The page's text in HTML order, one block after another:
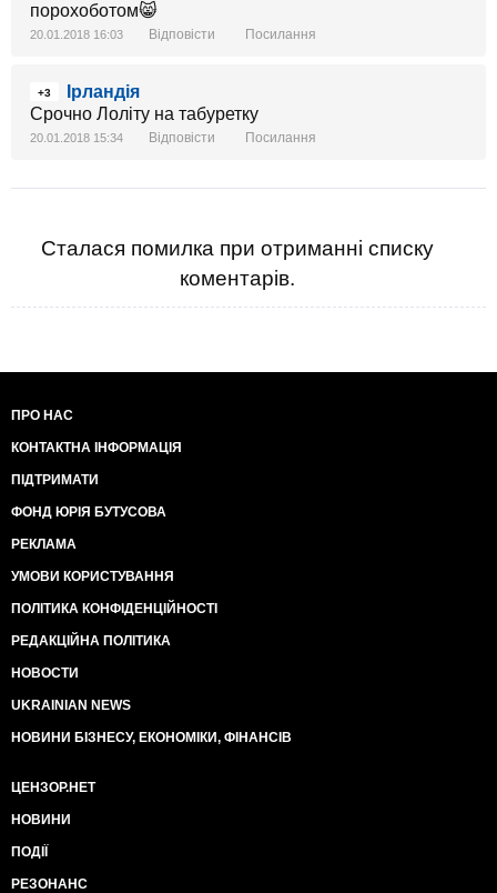
порохоботом😸
20.01.2018 16:03 Відповісти Посилання
+3
Ірландія
Срочно Лоліту на табуретку
20.01.2018 15:34 Відповісти Посилання
Сталася помилка при отриманні списку
коментарів.
ПРО НАС
КОНТАКТНА ІНФОРМАЦІЯ
ПІДТРИМАТИ
ФОНД ЮРІЯ БУТУСОВА
РЕКЛАМА
УМОВИ КОРИСТУВАННЯ
ПОЛІТИКА КОНФІДЕНЦІЙНОСТІ
РЕДАКЦІЙНА ПОЛІТИКА
НОВОСТИ
UKRAINIAN NEWS
НОВИНИ БІЗНЕСУ, ЕКОНОМІКИ, ФІНАНСІВ
ЦЕНЗОР.НЕТ
НОВИНИ
ПОДІЇ
РЕЗОНАНС